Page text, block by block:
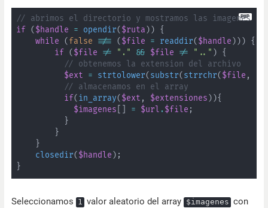
// abrimos el directorio y mostramos las imagenes
if
( $handle = opendir( $ruta ) )
{
while
( false !== ( $file = readdir( $handle ) ) )
{
if
( $file != "." && $file != ".." )
{
// obtenemos la extension del archivo
$ext
= strtolower( substr( strrchr( $file ,
// almacenamos en el array
if( in_array( $ext , $extensiones ) ){
$imagenes
= $url . $file ;
}
}
}
closedir( $handle ) ;
}
Seleccionamos 1 valor aleatorio del array $imagenes con